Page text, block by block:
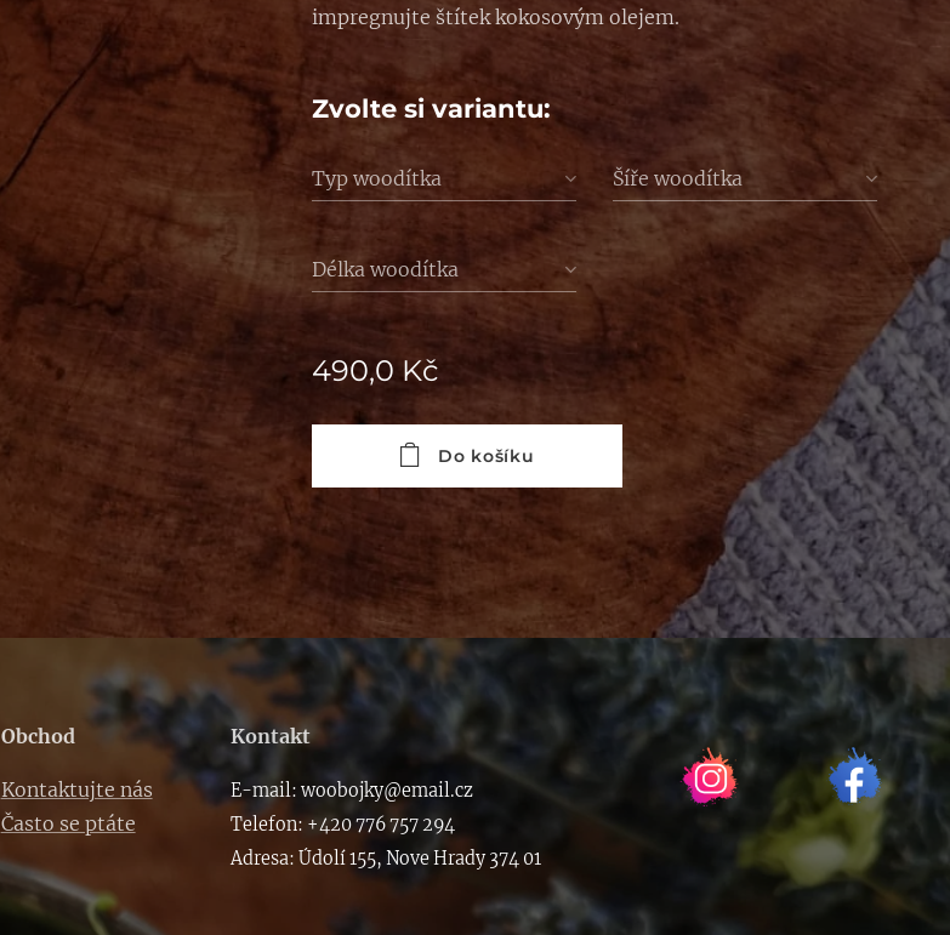
impregnujte štítek kokosovým olejem.
Zvolte si variantu:
Typ woodítka Šíře woodítka
Délka woodítka
490,0 Kč
Do košíku
Obchod
Kontaktujte nás
Často se ptáte
Kontakt
E-mail: woobojky@email.cz
Telefon: +420 776 757 294
Adresa: Údolí 155, Nove Hrady 374 01